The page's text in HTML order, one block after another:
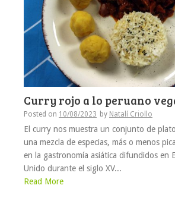
Curry rojo a lo peruano
Posted on 10/08/2023 by Natalí Criollo
El curry nos muestra un conjunto de
una mezcla de especias, más o menos
en la gastronomía asiática difundidos en
Unido durante el siglo XV...
Read More